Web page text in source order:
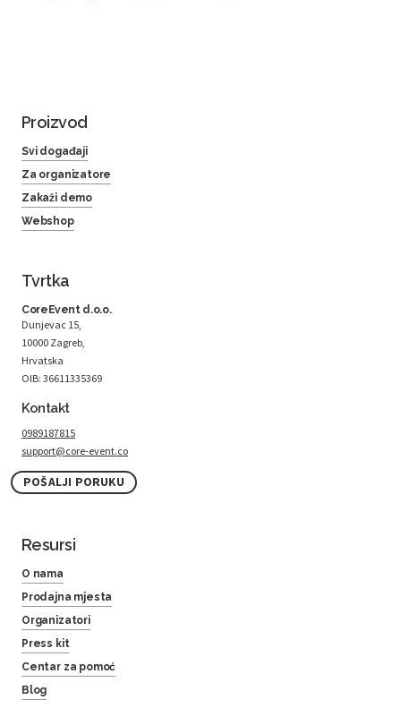
Proizvod
Svi događaji
Za organizatore
Zakaži demo
Webshop
Tvrtka
CoreEvent d.o.o.
Dunjevac 15,
10000 Zagreb,
Hrvatska
OIB: 36611335369
Kontakt
0989187815
support@core-event.co
POŠALJI PORUKU
Resursi
O nama
Prodajna mjesta
Organizatori
Press kit
Centar za pomoć
Blog